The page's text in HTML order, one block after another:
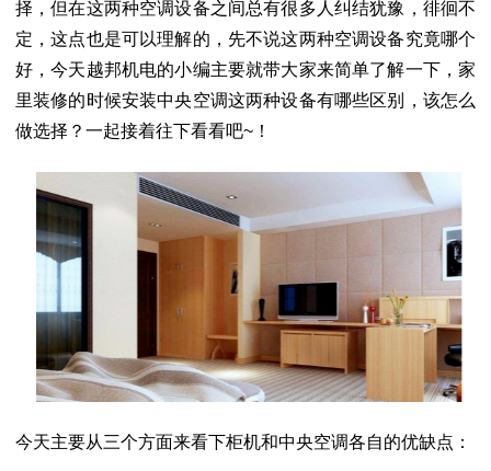
择，但在这两种空调设备之间总有很多人纠结犹豫，徘徊不
定，这点也是可以理解的，先不说这两种空调设备究竟哪个
好，今天越邦机电的小编主要就带大家来简单了解一下，家
里装修的时候安装中央空调这两种设备有哪些区别，该怎么
做选择？一起接着往下看看吧~！
今天主要从三个方面来看下柜机和中央空调各自的优缺点：